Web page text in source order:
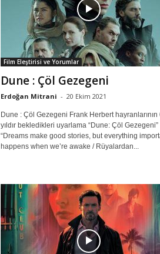
Film Eleştirisi ve Yorumlar
Dune : Çöl Gezegeni
Erdoğan Mitrani - 20 Ekim 2021
Dune : Çöl Gezegeni Frank Herbert hayranlarının
yıldır bekledikleri uyarlama “Dune: Çöl Gezegeni”
“Dreams make good stories, but everything
happens when we’re awake / Rüyalardan...